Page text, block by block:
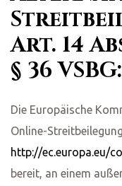
Art. 14
§ 36 VSBG:
Die Europäische
Online-
http://ec.europa.eu/
bereit, an einem